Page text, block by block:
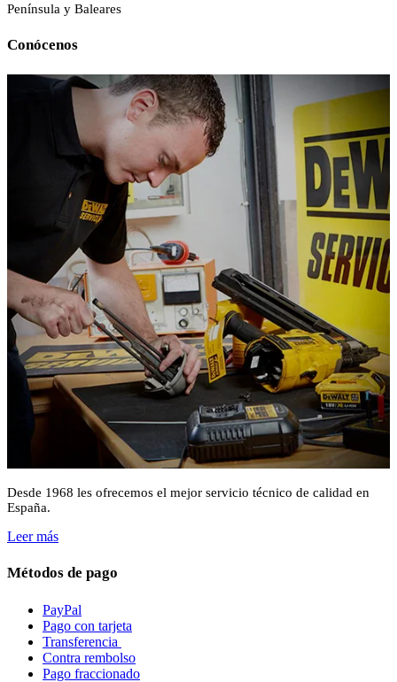
Península y Baleares
Conócenos
Desde 1968 les ofrecemos el mejor servicio técnico de calidad en
España.
Leer más
Métodos de pago
PayPal
Pago con tarjeta
Transferencia
Contra rembolso
Pago fraccionado